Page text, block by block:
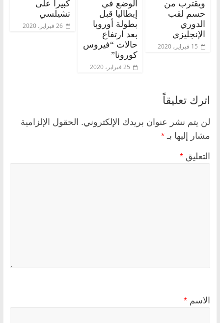
ويقترب من
حسم لقب
الدوري
الإنجليزي
15 فبراير، 2020
الوضع في
إيطاليا قبل
بطولة أوروبا
بعد ارتفاع
حالات “فيروس
كورونا”
25 فبراير، 2020
كبيرا على
تشيلسي
26 فبراير، 2020
اترك تعليقاً
لن يتم نشر عنوان بريدك الإلكتروني. الحقول الإلزامية
مشار إليها بـ *
التعليق *
الاسم *